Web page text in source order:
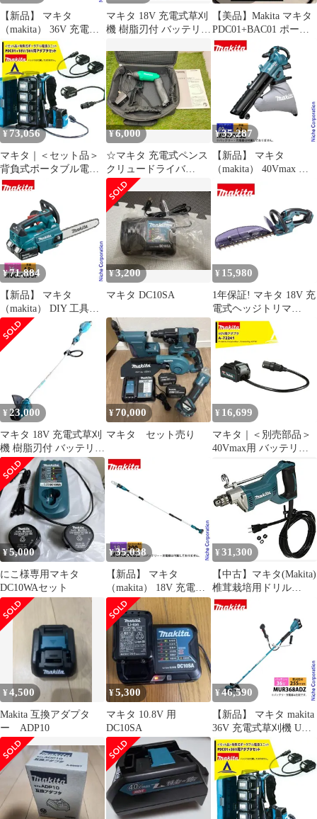
【新品】 マキタ
（makita） 36V 充電式
草刈機 Uハンドル 本体
のみ MUR369UDZ 草刈
機 刈払機 刈払い機 バ
ッテリ・充電器別売 チ
ップソー ナイロンコー
ド使用可能
マキタ 18V 充電式草刈
機 樹脂刃付 バッテリー
MUR189DWF
【美品】Makita マキタ
PDC01+BAC01 ポータ
ブル電源 インバータ
¥73,056
マキタ｜＜セット品＞
背負式ポータブル電源
ユニット PDC01+
¥6,000
☆マキタ 充電式ペンス
クリュードライバ
MDF001DW 動作確認
済み
¥35,287
【新品】 マキタ
（makita） 40Vmax 充
電式ブロワ集じん機 本
体のみ MUB005GZ ブ
ロア ブロアー ブロワー
集塵 コードレス 電動
LEDライト搭載
¥71,884
【新品】 マキタ
（makita） DIY 工具
36V充電式チェンソー
青25cmスプロケットノ
ーズバー バッテリー ・
MUC256DGF 純正
¥3,200
マキタ DC10SA
¥ 15,980
1年保証! マキタ 18V 充
電式ヘッジトリマ
MUH367DZ 本体のみ
刃物長 360mm 生垣バ
リカン 芝生 園芸 makita
¥ 23,000
マキタ 18V 充電式草刈
機 樹脂刃付 バッテリー
充電器付き
MUR189DWF
¥70,000
マキタ セット売り
¥ 16,699
マキタ｜＜別売部品＞
40Vmax用 バッテリア
ダプタ A-72241
PDC1200・PDC01対応
¥5,000
にこ様専用マキタ
DC10WAセット
¥35,038
【新品】 マキタ
（makita） 18V 充電式
高枝チェンソー 本体の
み MUA200DZ チェン
ソー バッテリー式 充電
式 バッテリー・充電器
別売り
¥ 31,300
【中古】マキタ(Makita)
椎茸栽培用ドリル
DD2020 9jupf8b
¥4,500
Makita 互換アダプタ
ー ADP10
¥5,300
マキタ 10.8V 用
DC10SA
¥46,590
【新品】 マキタ makita
36V 充電式草刈機 Uハ
ンドル 左右非対称 本体
のみ MUR368ADZ 純正
品 両手ハンドル 非対称
電動 草刈機 草刈り機
刈払機 バッテリー式